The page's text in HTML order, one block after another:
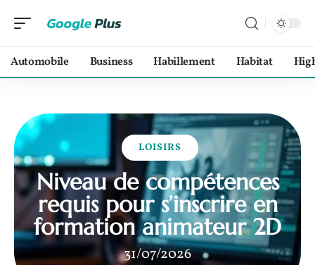
Automobile Business Habillement Habitat
LOISIRS
Niveau de compétences
requis pour s’inscrire en
formation animateur 2D
31/07/2026